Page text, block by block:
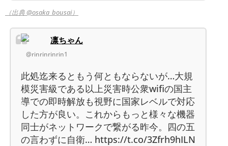
（出典 @osaka_bousai）
凛ちゃん
@rinrinrinrin1
此処迄来るともう何ともならないが…大規
模災害級である以上災害時公衆wifiの国主
導での即時解放も視野に国家レベルで対応
した方が良い。これからもっと様々な機器
同士がネットワークで繋がる昨今。四の五
の言わずに自衛… https://t.co/3Zfrh9hILN